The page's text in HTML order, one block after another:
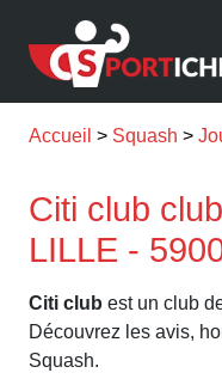
Accueil Squash
Citi club
LILLE -
Citi club est un club
Découvrez les avis,
Squash.